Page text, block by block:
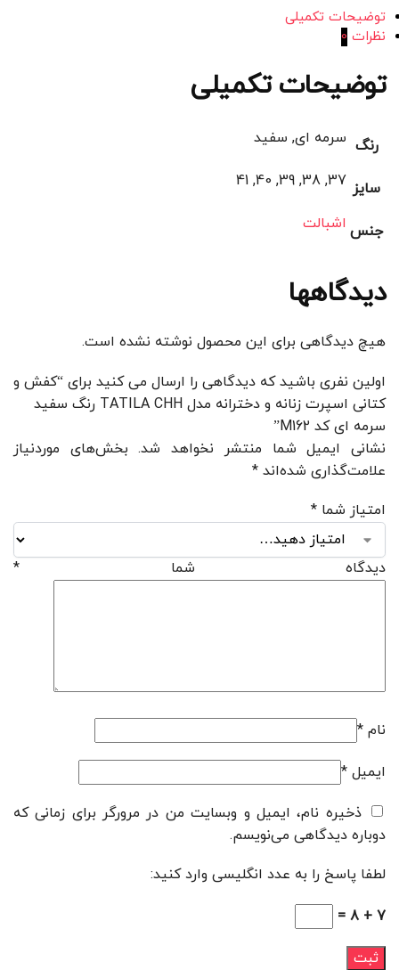
توضیحات تکمیلی
نظرات 0
توضیحات تکمیلی
رنگ سرمه ای, سفید
سایز 37, 38, 39, 40, 41
جنس اشبالت
دیدگاهها
هیچ دیدگاهی برای این محصول نوشته نشده است.
اولین نفری باشید که دیدگاهی را ارسال می کنید برای “کفش و
کتانی اسپرت زنانه و دخترانه مدل TATILA CHH رنگ سفید
سرمه ای کد M162”
نشانی ایمیل شما منتشر نخواهد شد. بخش‌های موردنیاز
علامت‌گذاری شده‌اند *
امتیاز شما *
دیدگاه شما *
نام *
ایمیل *
ذخیره نام، ایمیل و وبسایت من در مرورگر برای زمانی که
دوباره دیدگاهی می‌نویسم.
لطفا پاسخ را به عدد انگلیسی وارد کنید:
7 + 8 =